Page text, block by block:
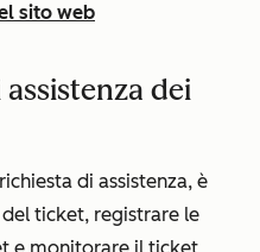
sito web
dei
di assistenza, è
ticket, registrare le